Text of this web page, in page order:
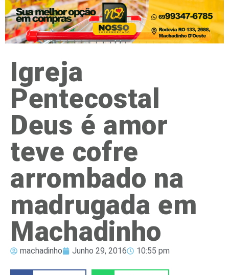
Igreja
Pentecostal
Deus é amor
teve cofre
arrombado na
madrugada em
Machadinho
machadinho Junho 29, 2016 10:55 pm